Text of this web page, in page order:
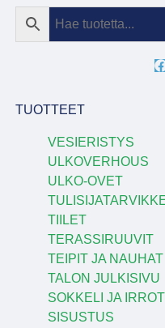
TUOTTEET
VESIERISTYS
ULKOVERHOUS
ULKO-OVET
TIILET
TERASSIRUUVIT
TEIPIT JA NAUHAT
TALON JULKISIVU
SOKKELI JA
SISUSTUS